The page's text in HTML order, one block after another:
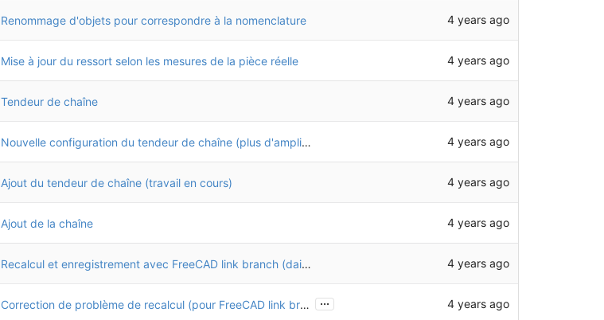
Renommage d'objets pour correspondre à la nomenclature 4 years ago
Mise à jour du ressort selon les mesures de la pièce réelle 4 years ago
Tendeur de chaîne 4 years ago
Nouvelle configuration du tendeur de chaîne (plus d'amplitude) 4 years ago
Ajout du tendeur de chaîne (travail en cours) 4 years ago
Ajout de la chaîne 4 years ago
Recalcul et enregistrement avec FreeCAD link branch (daily 20221128) 4 years ago
Correction de problème de recalcul (pour FreeCAD link branch) ... 4 years ago